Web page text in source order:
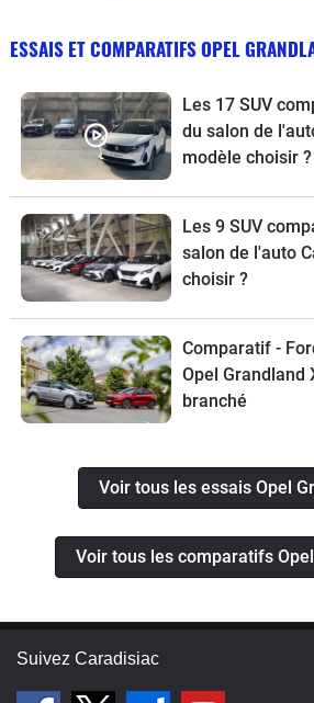
ESSAIS ET COMPARATIFS OPEL
Les 17 SUV
du salon de
modèle choisir ?
Les 9 SUV
salon de l'auto
choisir ?
Comparatif -
Opel Grandland
branché
Voir tous les essais Opel
Voir tous les comparatifs
Suivez Caradisiac